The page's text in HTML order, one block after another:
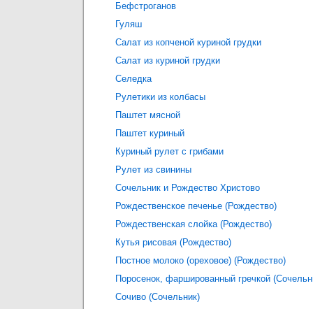
Бефстроганов
Гуляш
Салат из копченой куриной грудки
Салат из куриной грудки
Селедка
Рулетики из колбасы
Паштет мясной
Паштет куриный
Куриный рулет с грибами
Рулет из свинины
Сочельник и Рождество Христово
Рождественское печенье (Рождество)
Рождественская слойка (Рождество)
Кутья рисовая (Рождество)
Постное молоко (ореховое) (Рождество)
Поросенок, фаршированный гречкой
Сочиво (Сочельник)